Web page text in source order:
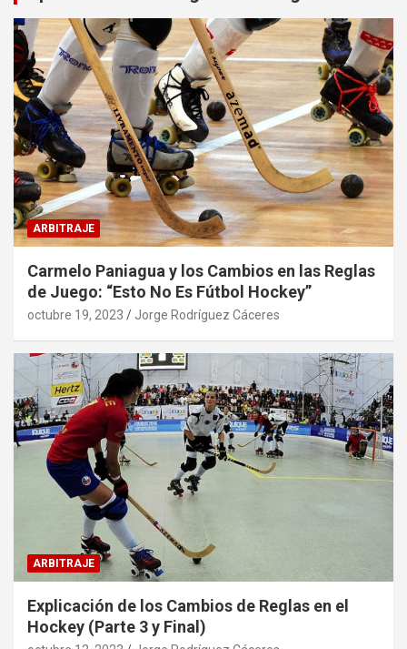
ARBITRAJE
Carmelo Paniagua y los Cambios en las Reglas
de Juego: “Esto No Es Fútbol Hockey”
octubre 19, 2023 Jorge Rodríguez Cáceres
ARBITRAJE
Explicación de los Cambios de Reglas en el
Hockey (Parte 3 y Final)